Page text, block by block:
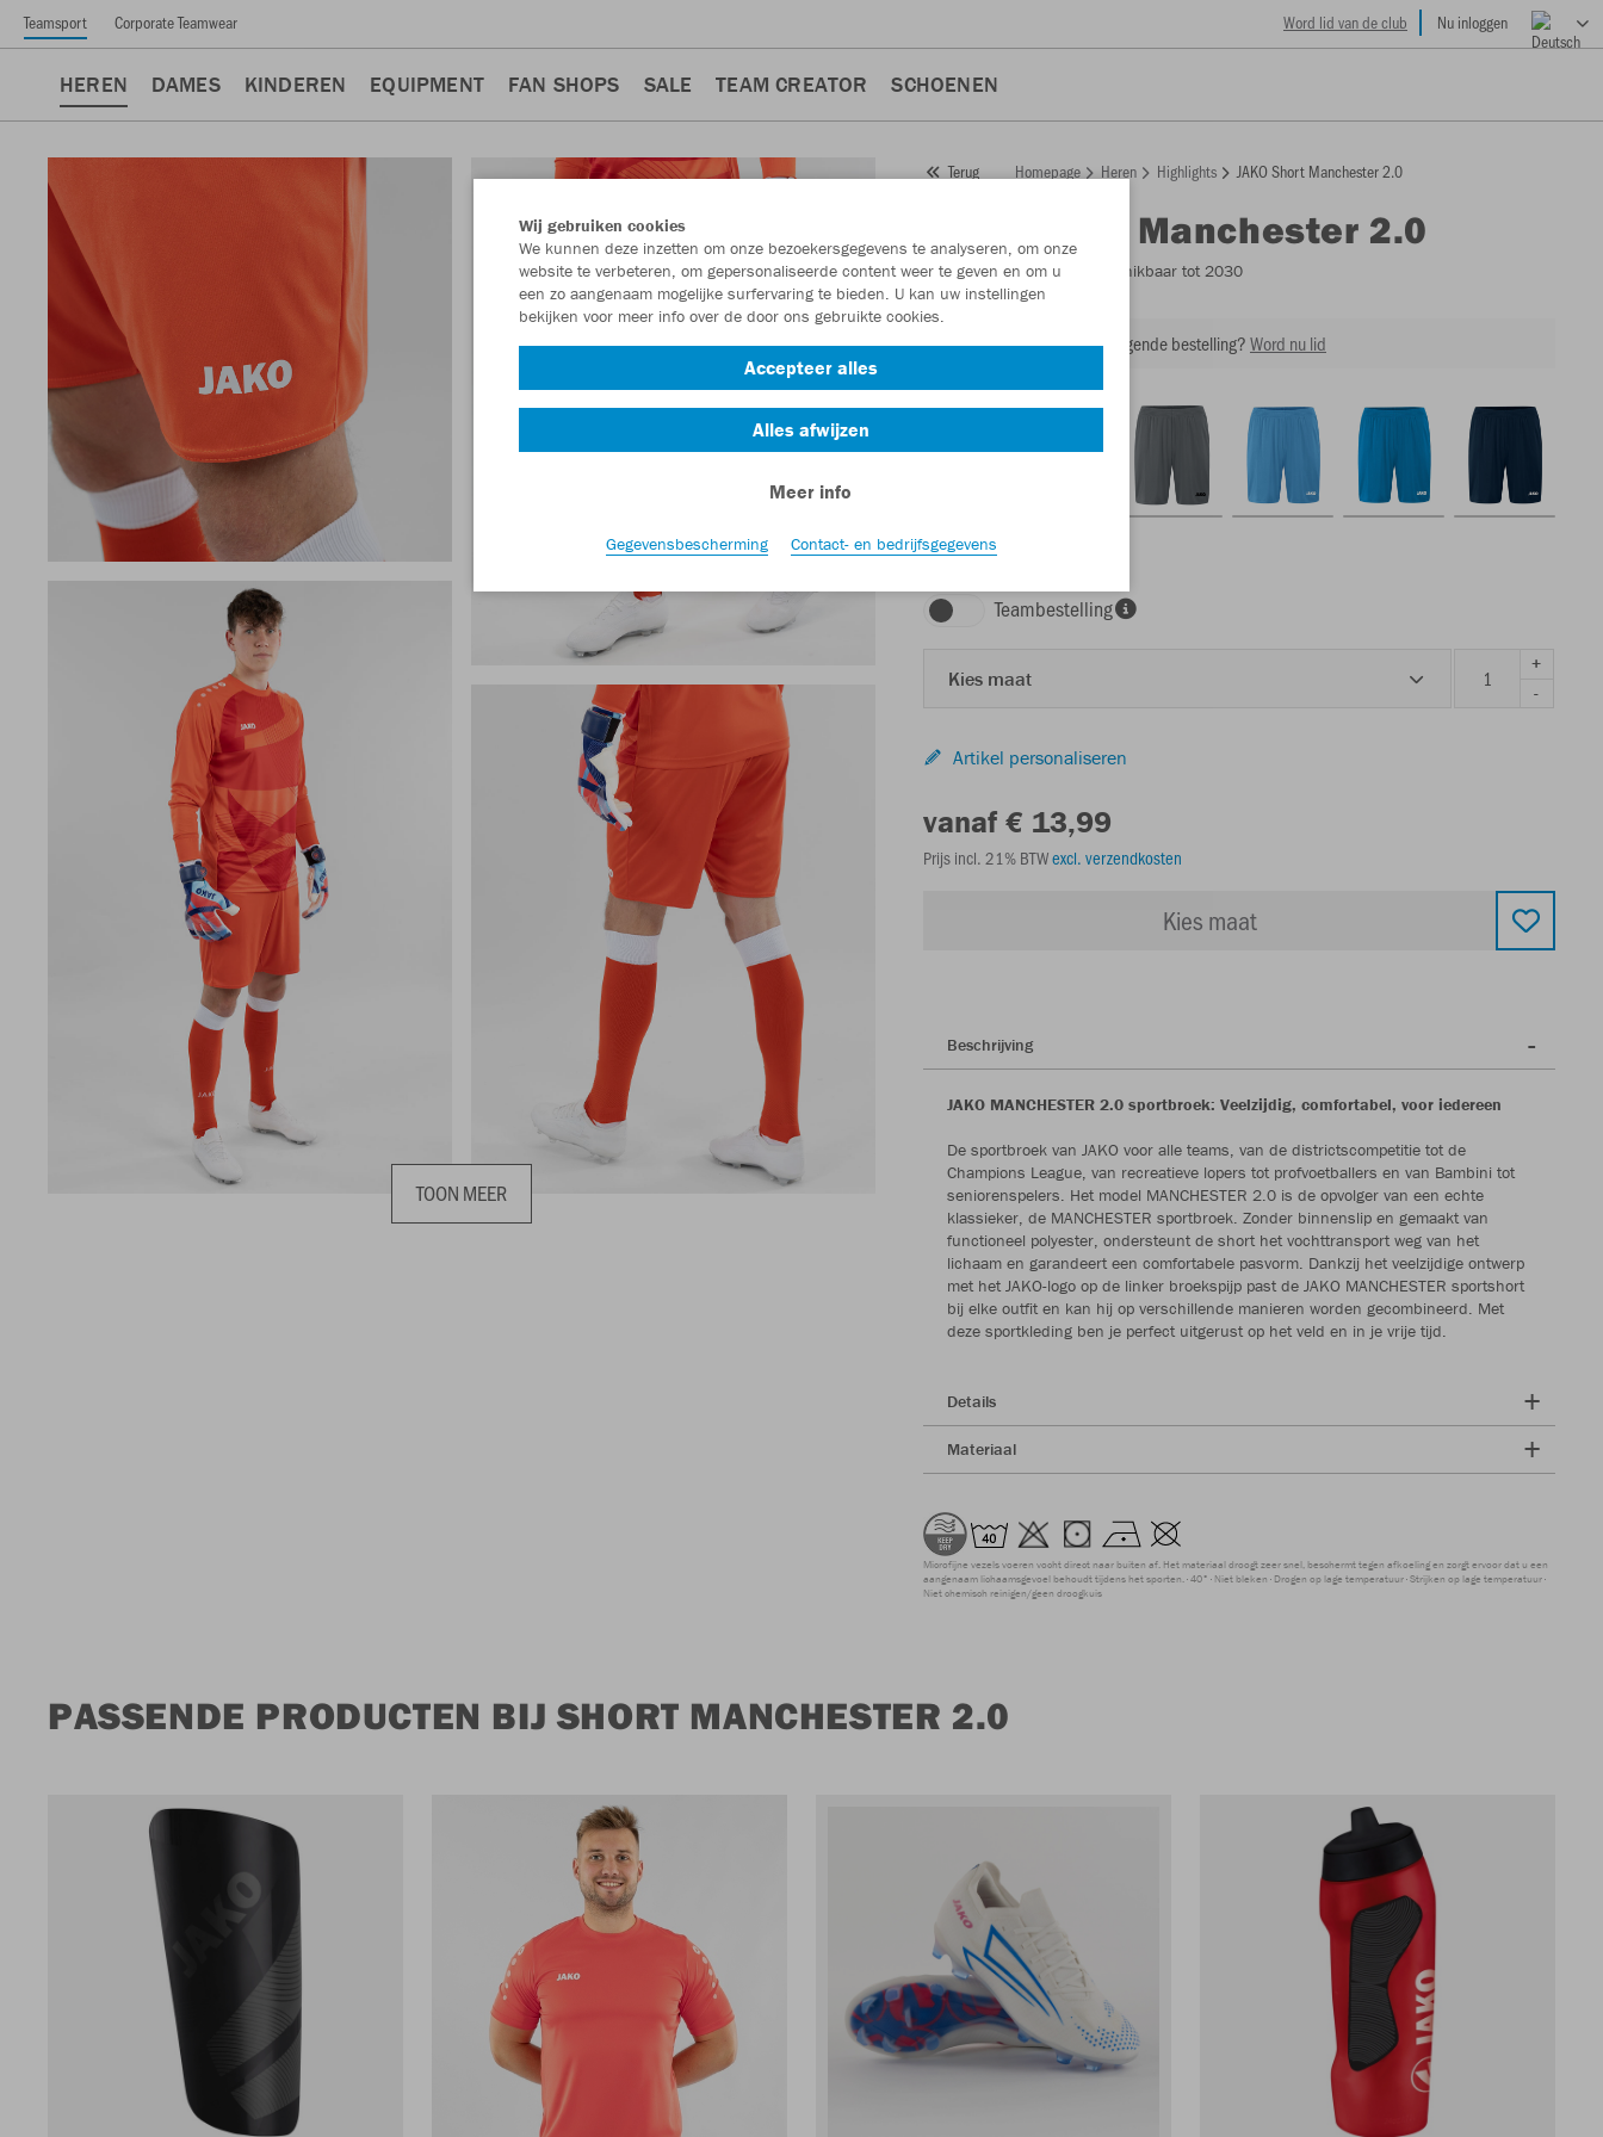
Teamsport Corporate Teamwear Word lid van de club Nu inloggen
HEREN DAMES KINDEREN EQUIPMENT FAN SHOPS SALE TEAM CREATOR SCHOENEN
TOON MEER
Terug Homepage Heren Highlights JAKO Short Manchester 2.0
Short Manchester 2.0
Artikelnummer: 4400 - Beschikbaar tot 2030
Zin in 30% korting op je volgende bestelling?Word nu lid
koraal
Teambestelling
Kies maat
+
-
Artikel personaliseren
vanaf € 13,99
Prijs incl. 21% BTWexcl. verzendkosten
Kies maat
Beschrijving
JAKO MANCHESTER 2.0 sportbroek: Veelzijdig, comfortabel, voor iedereen
De sportbroek van JAKO voor alle teams, van de districtscompetitie tot de
Champions League, van recreatieve lopers tot profvoetballers en van Bambini tot
seniorenspelers. Het model MANCHESTER 2.0 is de opvolger van een echte
klassieker, de MANCHESTER sportbroek. Zonder binnenslip en gemaakt van
functioneel polyester, ondersteunt de short het vochttransport weg van het
lichaam en garandeert een comfortabele pasvorm. Dankzij het veelzijdige ontwerp
met het JAKO-logo op de linker broekspijp past de JAKO MANCHESTER sportshort
bij elke outfit en kan hij op verschillende manieren worden gecombineerd. Met
deze sportkleding ben je perfect uitgerust op het veld en in je vrije tijd.
Details
Materiaal
Microfijne vezels voeren vocht direct naar buiten af. Het materiaal droogt zeer snel, beschermt tegen afkoeling en zorgt ervoor dat u een
aangenaam lichaamsgevoel behoudt tijdens het sporten. 40° Niet bleken Drogen op lage temperatuur Strijken op lage temperatuur
Niet chemisch reinigen/geen droogkuis
PASSENDE PRODUCTEN BIJ SHORT MANCHESTER 2.0
Wij gebruiken cookies
We kunnen deze inzetten om onze bezoekersgegevens te analyseren, om onze
website te verbeteren, om gepersonaliseerde content weer te geven en om u
een zo aangenaam mogelijke surfervaring te bieden. U kan uw instellingen
bekijken voor meer info over de door ons gebruikte cookies.
Accepteer alles
Alles afwijzen
Meer info
Gegevensbescherming Contact- en bedrijfsgegevens